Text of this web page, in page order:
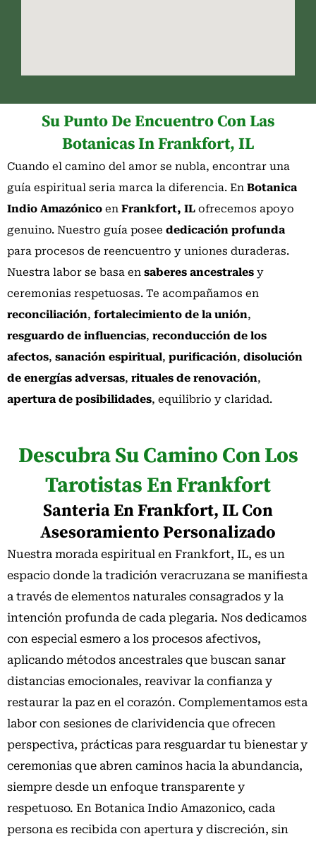
Su Punto De Encuentro Con Las
Botanicas In Frankfort, IL
Cuando el camino del amor se nubla, encontrar una
guía espiritual seria marca la diferencia. En Botanica
Indio Amazónico en Frankfort, IL ofrecemos apoyo
genuino. Nuestro guía posee dedicación profunda
para procesos de reencuentro y uniones duraderas.
Nuestra labor se basa en saberes ancestrales y
ceremonias respetuosas. Te acompañamos en
reconciliación, fortalecimiento de la unión,
resguardo de influencias, reconducción de los
afectos, sanación espiritual, purificación, disolución
de energías adversas, rituales de renovación,
apertura de posibilidades, equilibrio y claridad.
Descubra Su Camino Con Los
Tarotistas En Frankfort
Santeria En Frankfort, IL Con
Asesoramiento Personalizado
Nuestra morada espiritual en Frankfort, IL, es un
espacio donde la tradición veracruzana se manifiesta
a través de elementos naturales consagrados y la
intención profunda de cada plegaria. Nos dedicamos
con especial esmero a los procesos afectivos,
aplicando métodos ancestrales que buscan sanar
distancias emocionales, reavivar la confianza y
restaurar la paz en el corazón. Complementamos esta
labor con sesiones de clarividencia que ofrecen
perspectiva, prácticas para resguardar tu bienestar y
ceremonias que abren caminos hacia la abundancia,
siempre desde un enfoque transparente y
respetuoso. En Botanica Indio Amazonico, cada
persona es recibida con apertura y discreción, sin